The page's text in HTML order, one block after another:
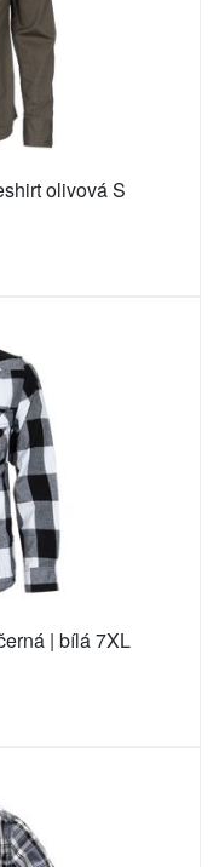
olivová S
| bílá 7XL